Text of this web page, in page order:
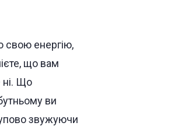
свою енергію,
що вам
ні. Що
ви
звужуючи